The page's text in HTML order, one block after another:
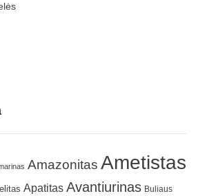
Amazonitas Ametistas
Apatitas Avantiurinas Buliaus